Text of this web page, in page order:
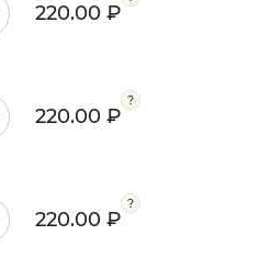
220.00 ₽
220.00 ₽
220.00 ₽